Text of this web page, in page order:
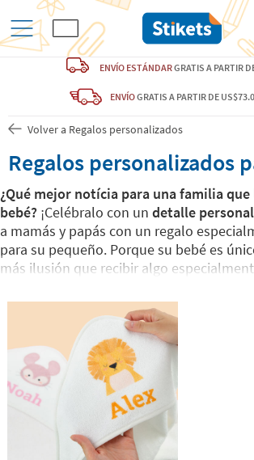
ENVÍO ESTÁNDARGRATIS A PARTIR
ENVÍOGRATIS A PARTIR DE
Volver a Regalos personalizados
Regalos personalizados
¿Qué mejor notícia para una familia que
bebé? ¡Celébralo con un detalle
a mamás y papás con un regalo
para su pequeño. Porque su bebé es
más ilusión que recibir algo
diseños que más te gustan y
nombre o texto que desees.¡Acertarás